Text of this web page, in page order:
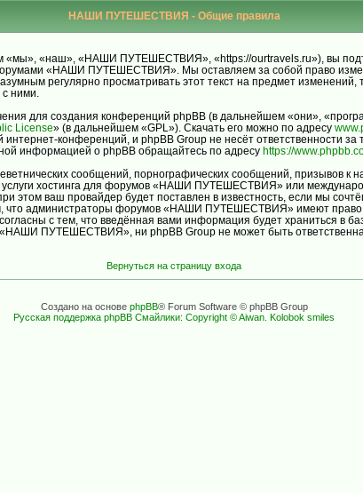
НАШИ ПУТЕШЕСТВИЯ - Общие правила
«наш», «НАШИ ПУТЕШЕСТВИЯ», «https://ourtravels.ru»), вы
«НАШИ ПУТЕШЕСТВИЯ». Мы оставляем за собой право
регулярно просматривать этот текст на предмет
ними.
для создания конференций phpBB (в дальнейшем «они»,
License» (в дальнейшем «GPL»). Скачать его можно по адресу
конференций, и phpBB Group не несёт ответственности
информацией о phpBB обращайтесь по адресу https://
сообщений, порнографических сообщений, призывов к
хостинга для форумов «НАШИ ПУТЕШЕСТВИЯ» или
этом ваш провайдер будет поставлен в известность, если мы
что администраторы форумов «НАШИ ПУТЕШЕСТВИЯ» имеют право
с тем, что введённая вами информация будет храниться в
ПУТЕШЕСТВИЯ», ни phpBB Group не может быть ответственна
Вернуться на страницу входа
Создано на основе phpBB® Forum Software © phpBB Group
Русская поддержка phpBB Смайлики: Copyright © Aiwan. Kolobok smiles